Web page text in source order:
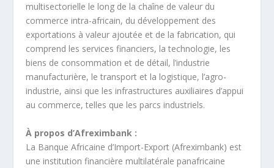
multisectorielle le long de la chaîne de valeur du
commerce intra-africain, du développement des
exportations à valeur ajoutée et de la fabrication, qui
comprend les services financiers, la technologie, les
biens de consommation et de détail, l’industrie
manufacturière, le transport et la logistique, l’agro-
industrie, ainsi que les infrastructures auxiliaires d’appui
au commerce, telles que les parcs industriels.
À propos d’Afreximbank :
La Banque Africaine d’Import-Export (Afreximbank) est
une institution financière multilatérale panafricaine